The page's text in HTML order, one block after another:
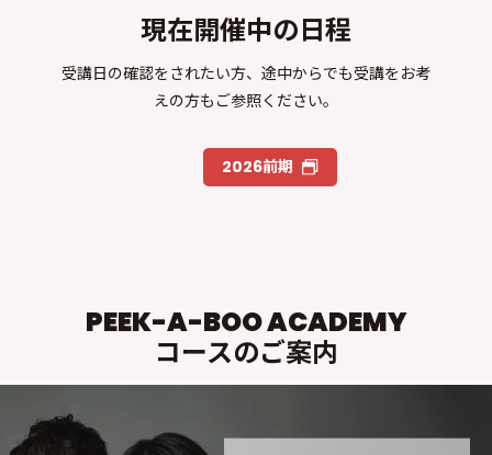
現在開催中の日程
受講日の確認をされたい方、途中からでも受講をお考
えの方もご参照ください。
2026前期
PEEK-A-BOO ACADEMY
コースのご案内